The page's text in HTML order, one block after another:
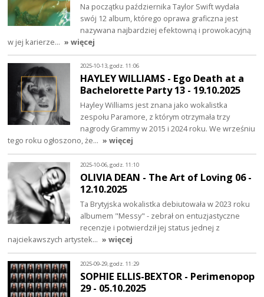
Na początku października Taylor Swift wydała
swój 12 album, którego oprawa graficzna jest
nazywana najbardziej efektowną i prowokacyjną
w jej karierze… » więcej
2025-10-13, godz. 11:06
HAYLEY WILLIAMS - Ego Death at a
Bachelorette Party 13 - 19.10.2025
Hayley Williams jest znana jako wokalistka
zespołu Paramore, z którym otrzymała trzy
nagrody Grammy w 2015 i 2024 roku. We wrześniu
tego roku ogłoszono, że… » więcej
2025-10-06, godz. 11:10
OLIVIA DEAN - The Art of Loving 06 -
12.10.2025
Ta Brytyjska wokalistka debiutowała w 2023 roku
albumem "Messy" - zebrał on entuzjastyczne
recenzje i potwierdził jej status jednej z
najciekawszych artystek… » więcej
2025-09-29, godz. 11:29
SOPHIE ELLIS-BEXTOR - Perimenopop
29 - 05.10.2025